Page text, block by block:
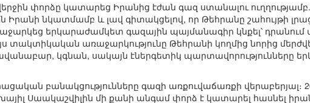
փորձը կատարեց Իրանից էժան գազ ստանալու
նկատմամբ և լավ գիտակցելով, որ Թեհրանը շահույթի
երկարաժամկետ գազային պայմանագիր կնքել՝ դրանում
տակտիկական առաջարկությունը Թեհրանի կողմից նորից
կգնան, սակայն էներգետիկ պարտավորությունները
բանակցությունները գազի առքուվաճառքի
Սաակաշվիլին մի քանի անգամ փորձ է կատարել հասնել